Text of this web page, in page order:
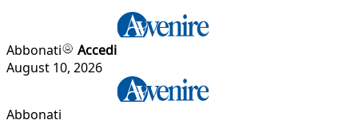
Abbonati
Accedi
August 10, 2026
Abbonati